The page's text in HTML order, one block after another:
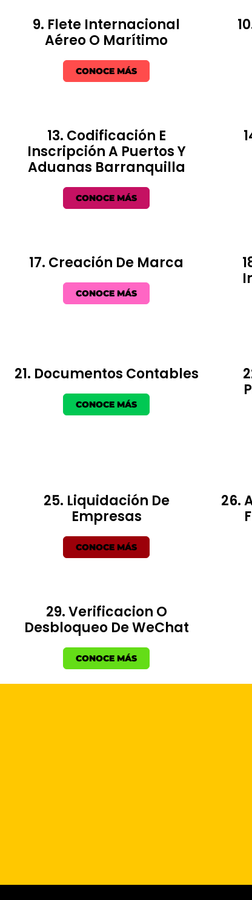
9. Flete Internacional
Aéreo O Marítimo
CONOCE MÁS
13. Codificación E
Inscripción A Puertos Y
Aduanas Barranquilla
CONOCE MÁS
17. Creación De Marca
CONOCE MÁS
21. Documentos Contables
CONOCE MÁS
25. Liquidación De
Empresas
CONOCE MÁS
26.
29. Verificacion O
Desbloqueo De WeChat
CONOCE MÁS